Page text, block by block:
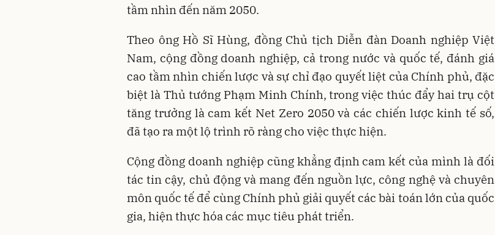
tầm nhìn đến năm 2050.
Theo ông Hồ Sĩ Hùng, đồng Chủ tịch Diễn đàn Doanh nghiệp Việt
Nam, cộng đồng doanh nghiệp, cả trong nước và quốc tế, đánh giá
cao tầm nhìn chiến lược và sự chỉ đạo quyết liệt của Chính phủ, đặc
biệt là Thủ tướng Phạm Minh Chính, trong việc thúc đẩy hai trụ cột
tăng trưởng là cam kết Net Zero 2050 và các chiến lược kinh tế số,
đã tạo ra một lộ trình rõ ràng cho việc thực hiện.
Cộng đồng doanh nghiệp cũng khẳng định cam kết của mình là đối
tác tin cậy, chủ động và mang đến nguồn lực, công nghệ và chuyên
môn quốc tế để cùng Chính phủ giải quyết các bài toán lớn của quốc
gia, hiện thực hóa các mục tiêu phát triển.